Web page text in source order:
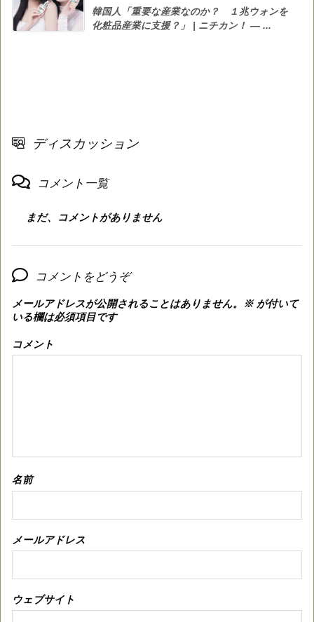
韓国人「重要な産業なのか？ １兆ウォンを
化粧品産業に支援？」 | ニチカン！ — ...
ディスカッション
コメント一覧
まだ、コメントがありません
コメントをどうぞ
メールアドレスが公開されることはありません。 ※が付いて
いる欄は必須項目です
コメント
名前
メールアドレス
ウェブサイト